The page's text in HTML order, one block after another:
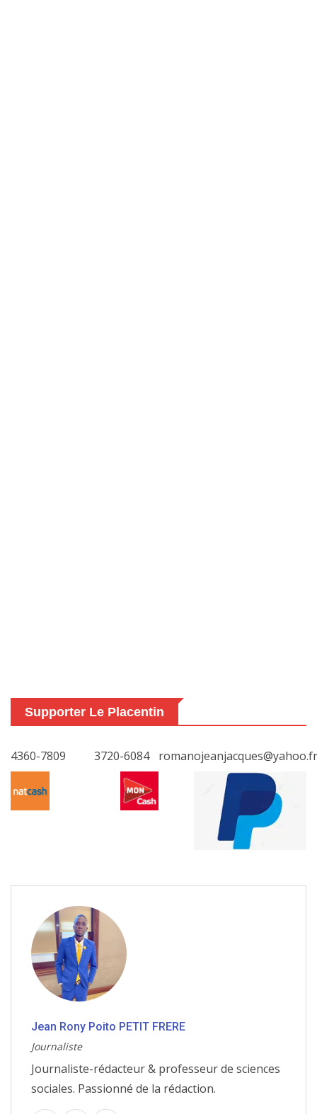
Supporter Le Placentin
4360-7809 3720-6084 romanojeanjacques@yahoo.fr
Jean Rony Poito PETIT FRERE
Journaliste
Journaliste-rédacteur & professeur de sciences
sociales. Passionné de la rédaction.